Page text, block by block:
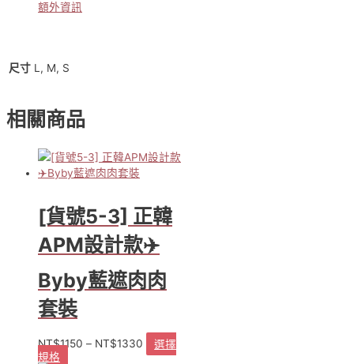
身
叭
單
額外資訊
尺寸 L, M, S
相關商品
[貨號5-3] 正韓
APM設計款✈️
Byby藍遮肉肉
套裝
NT$1150 – NT$1330
選擇
規格